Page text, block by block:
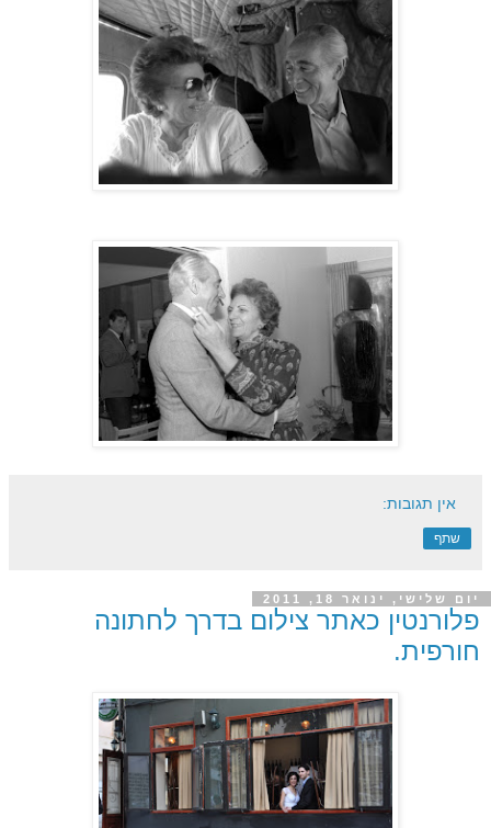
אין תגובות:
שתף
יום שלישי, ינואר 18, 2011
פלורנטין כאתר צילום בדרך לחתונה
חורפית.